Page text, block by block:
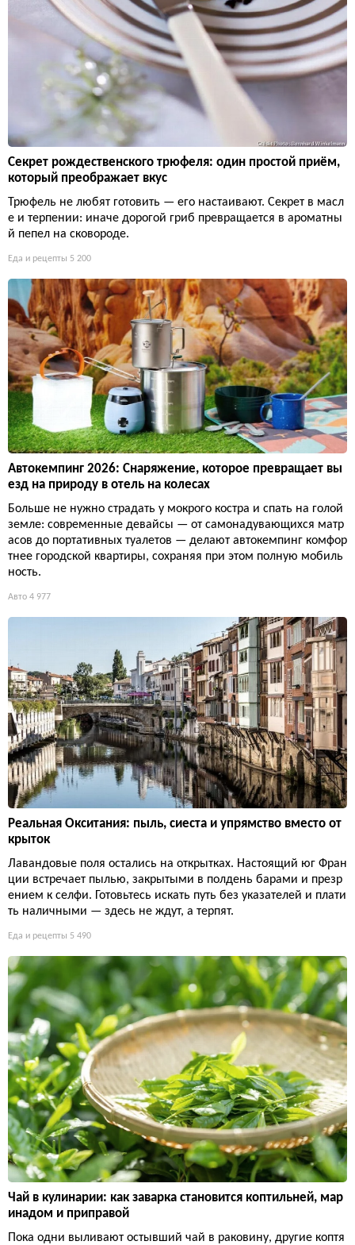
Секрет рождественского трюфеля: один простой приём,
который преображает вкус
Трюфель не любят готовить — его настаивают. Секрет в масл
е и терпении: иначе дорогой гриб превращается в ароматны
й пепел на сковороде.
Еда и рецепты 5 200
Автокемпинг 2026: Снаряжение, которое превращает вы
езд на природу в отель на колесах
Больше не нужно страдать у мокрого костра и спать на голой
земле: современные девайсы — от самонадувающихся матр
асов до портативных туалетов — делают автокемпинг комфор
тнее городской квартиры, сохраняя при этом полную мобиль
ность.
Авто 4 977
Реальная Окситания: пыль, сиеста и упрямство вместо от
крыток
Лавандовые поля остались на открытках. Настоящий юг Фран
ции встречает пылью, закрытыми в полдень барами и презр
ением к селфи. Готовьтесь искать путь без указателей и плати
ть наличными — здесь не ждут, а терпят.
Еда и рецепты 5 490
Чай в кулинарии: как заварка становится коптильней, мар
инадом и приправой
Пока одни выливают остывший чай в раковину, другие коптя